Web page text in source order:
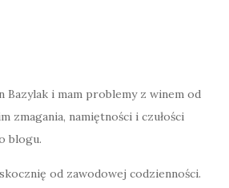
Bazylak i mam problemy z winem od
zmagania, namiętności i czułości
blogu.
od zawodowej codzienności.